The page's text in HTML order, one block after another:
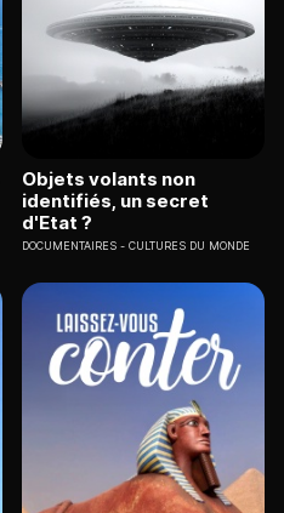
Objets volants non
identifiés, un secret
d'Etat ?
DOCUMENTAIRES CULTURES DU MONDE